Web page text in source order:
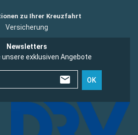
zu Ihrer Kreuzfahrt
Versicherung
Newsletters
unsere exklusiven Angebote
OK